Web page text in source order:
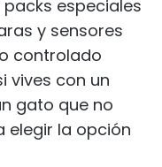
especiales
y sensores
controlado
vives con un
gato que no
elegir la opción